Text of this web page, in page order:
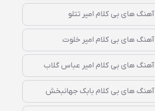
آهنگ‌ های بی‌ کلام امیر تتلو
آهنگ‌ های بی‌ کلام امیر خلوت
آهنگ‌ های بی‌ کلام امیر عباس گلاب
آهنگ‌ های بی‌ کلام بابک جهانبخش